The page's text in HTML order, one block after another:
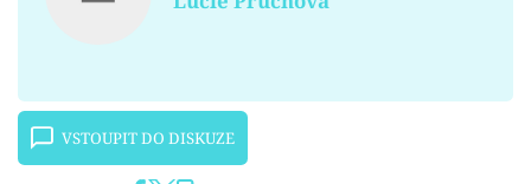
VSTOUPIT DO DISKUZE